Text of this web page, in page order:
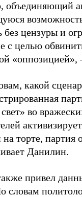
объединяющий
без цензуры и
с целью
«оппозицией»,
какой
во
торте, партия
Данилин.
привел
словам